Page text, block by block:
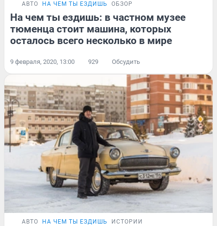
АВТО НА ЧЕМ ТЫ ЕЗДИШЬ ОБЗОР
На чем ты ездишь: в частном музее
тюменца стоит машина, которых
осталось всего несколько в мире
9 февраля, 2020, 13:00 929 Обсудить
АВТО НА ЧЕМ ТЫ ЕЗДИШЬ ИСТОРИИ